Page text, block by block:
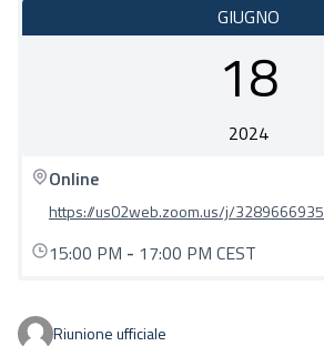
GIUGNO
18
2024
Online
https://us02web.zoom.us/j/3289666935
15:00 PM - 17:00 PM CEST
Riunione ufficiale